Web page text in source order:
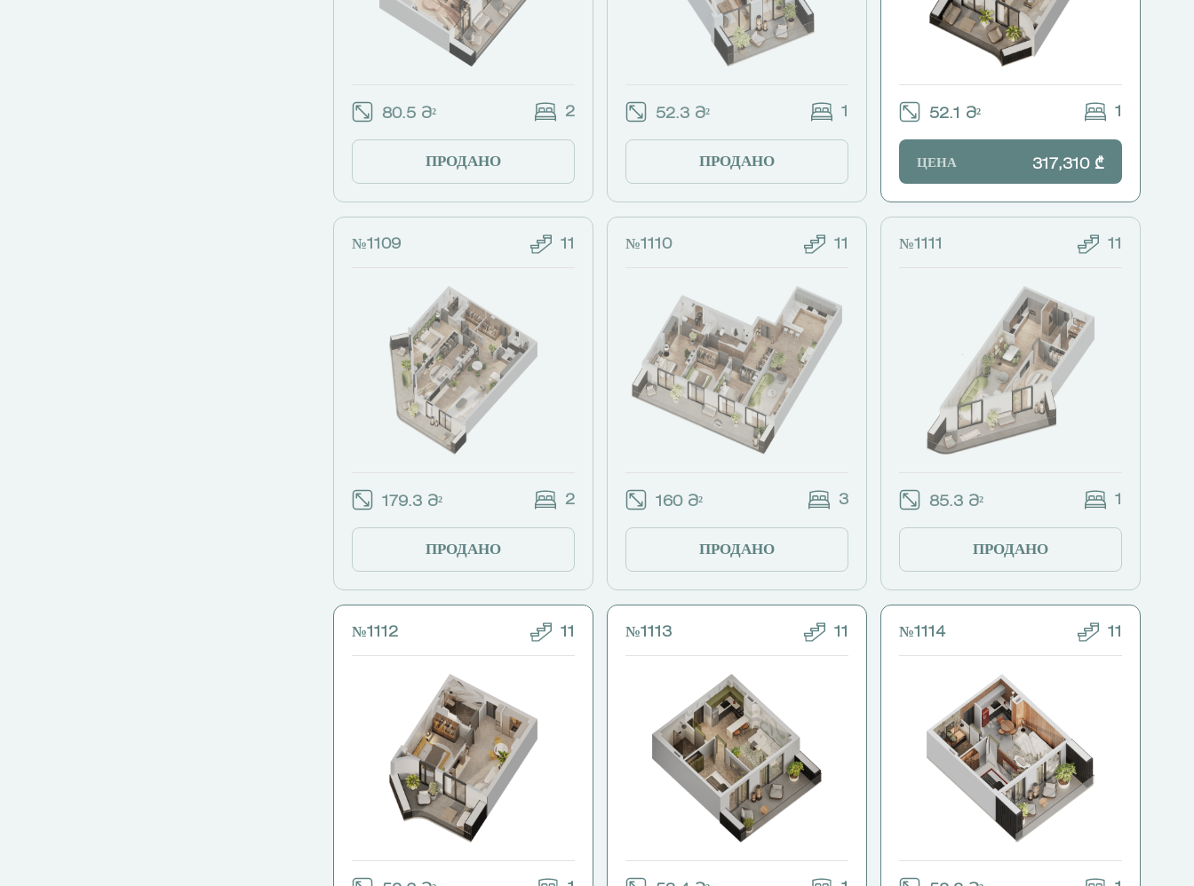
80.5 Მ² 2
ПРОДАНО
52.3 Მ² 1
ПРОДАНО
52.1 Მ² 1
ЦЕНА 317,310 ₾
№1109 11
179.3 Მ² 2
ПРОДАНО
№1110 11
160 Მ² 3
ПРОДАНО
№1111 11
85.3 Მ² 1
ПРОДАНО
№1112 11 №1113 11 №1114 11